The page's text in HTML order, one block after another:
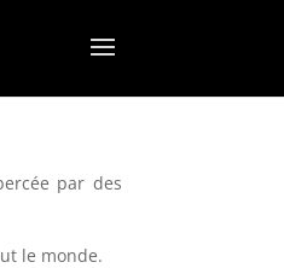
par des
le monde.